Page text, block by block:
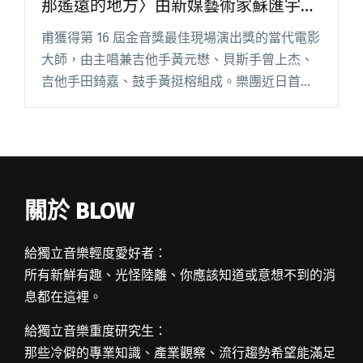
那遙遠的地方〉由新媒藝術家蘇匯宇執
導
甫獲得第 16 屆金音獎最佳現場演出獎的當代電影
大師，由主唱兼吉他手黃元懋、貝斯手曾上杰、
吉他手田錡嘉、鼓手黃挺榕組成。樂團近日首度
推出 MV，並一次釋出兩支作品——〈你在注視那
關於 BLOW
給獨立音樂輕度愛好者：
所有新鮮有趣、光怪陸離、你應該知道或意想不到的消
息都在這裡。
給獨立音樂重度研究生：
那些冷僻的專業知識、產業觀察、流行趨勢希望能滿足